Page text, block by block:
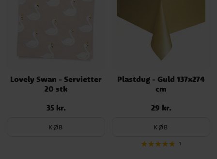
Lovely Swan - Servietter
20 stk
Pris: 35 kr.
35 kr.
KØB
Plastdug - Guld 137x274
cm
Pris: 29 kr.
29 kr.
KØB
1